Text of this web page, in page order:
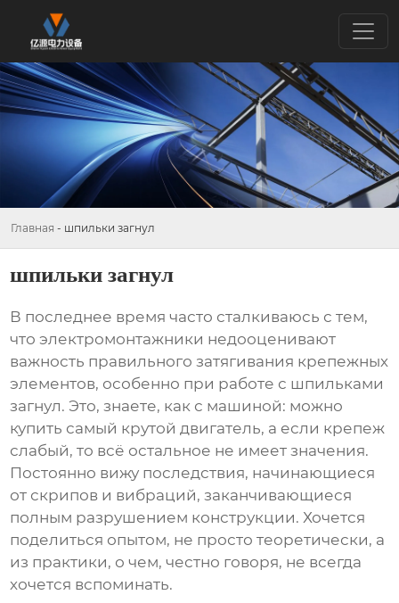
Главная - шпильки загнул
шпильки загнул
В последнее время часто сталкиваюсь с тем,
что электромонтажники недооценивают
важность правильного затягивания крепежных
элементов, особенно при работе с шпильками
загнул. Это, знаете, как с машиной: можно
купить самый крутой двигатель, а если крепеж
слабый, то всё остальное не имеет значения.
Постоянно вижу последствия, начинающиеся
от скрипов и вибраций, заканчивающиеся
полным разрушением конструкции. Хочется
поделиться опытом, не просто теоретически, а
из практики, о чем, честно говоря, не всегда
хочется вспоминать.